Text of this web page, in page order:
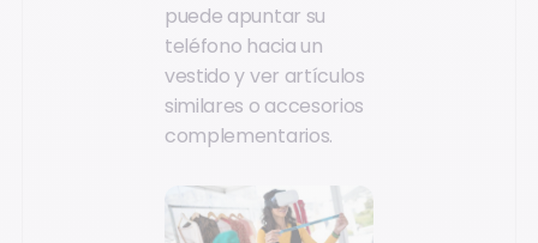
puede apuntar su
teléfono hacia un
vestido y ver artículos
similares o accesorios
complementarios.